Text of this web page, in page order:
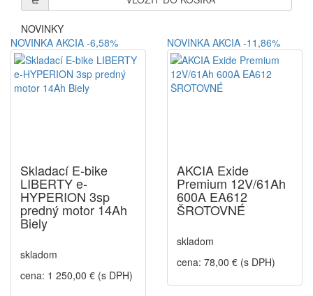
NOVINKY
NOVINKA AKCIA -6,58%
Skladací E-bike
LIBERTY e-
HYPERION 3sp
predný motor 14Ah
Biely
skladom
cena: 1 250,00 € (s DPH)
NOVINKA AKCIA -11,86%
AKCIA Exide
Premium 12V/61Ah
600A EA612
ŠROTOVNÉ
skladom
cena: 78,00 € (s DPH)